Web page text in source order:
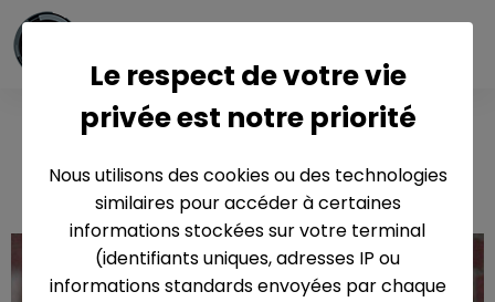
Clémentine
Le respect de votre vie
privée est notre priorité
Nous utilisons des cookies ou des technologies
similaires pour accéder à certaines
informations stockées sur votre terminal
(identifiants uniques, adresses IP ou
informations standards envoyées par chaque